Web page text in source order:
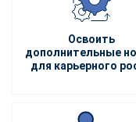
Освоить
дополнительные
для карьерного